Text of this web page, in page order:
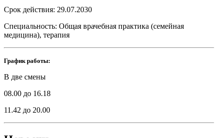
Срок действия: 29.07.2030
Специальность: Общая врачебная практика (семейная
медицина), терапия
График работы:
В две смены
08.00 до 16.18
11.42 до 20.00